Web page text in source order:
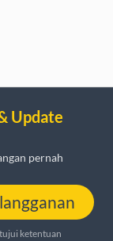
Update
pernah
ketentuan